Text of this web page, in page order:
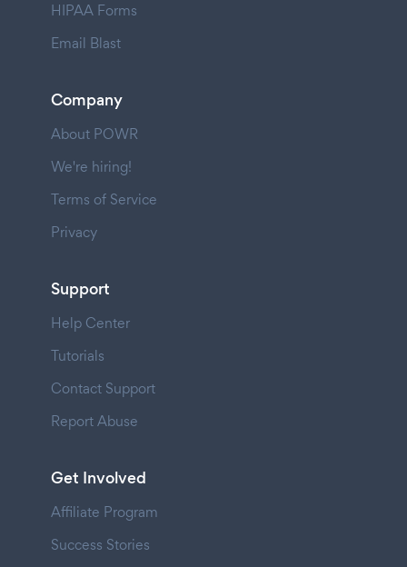
HIPAA Forms
Email Blast
Company
About POWR
We're hiring!
Terms of Service
Privacy
Support
Help Center
Tutorials
Contact Support
Report Abuse
Get Involved
Affiliate Program
Success Stories